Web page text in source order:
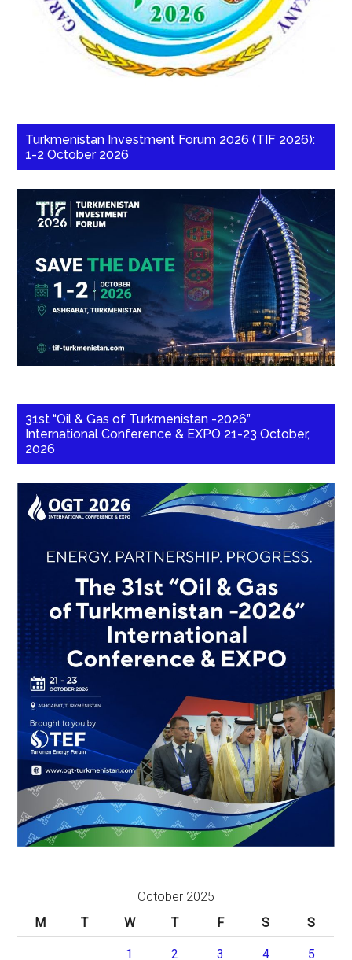
Turkmenistan Investment Forum 2026 (TIF 2026):
1-2 October 2026
31st “Oil & Gas of Turkmenistan -2026”
International Conference & EXPO 21-23 October,
2026
October 2025
M
T W T F S S
1 2 3 4 5